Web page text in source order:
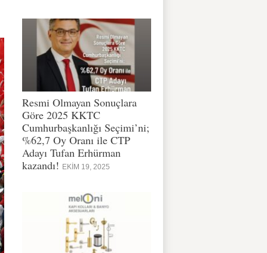
Resmi Olmayan Sonuçlara
Göre 2025 KKTC
Cumhurbaşkanlığı Seçimi’ni;
%62,7 Oy Oranı ile CTP
Adayı Tufan Erhürman
kazandı! EKIM 19, 2025